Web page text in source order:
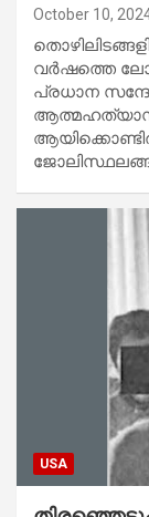
October 10,
വര്‍ഷത്തെ
പ്രധാന
USA